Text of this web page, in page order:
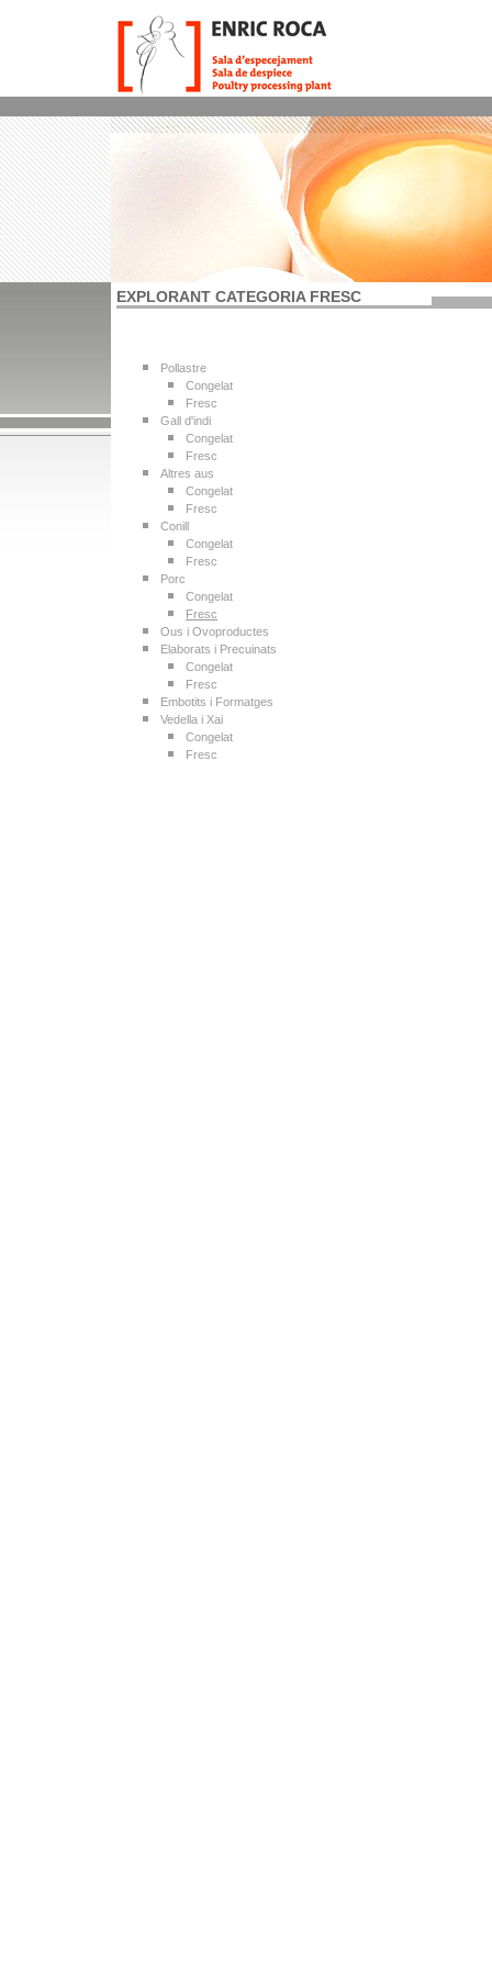
EXPLORANT CATEGORIA FRESC
Pollastre
Congelat
Fresc
Gall d'indi
Congelat
Fresc
Altres aus
Congelat
Fresc
Conill
Congelat
Fresc
Porc
Congelat
Fresc
Ous i Ovoproductes
Elaborats i Precuinats
Congelat
Fresc
Embotits i Formatges
Vedella i Xai
Congelat
Fresc